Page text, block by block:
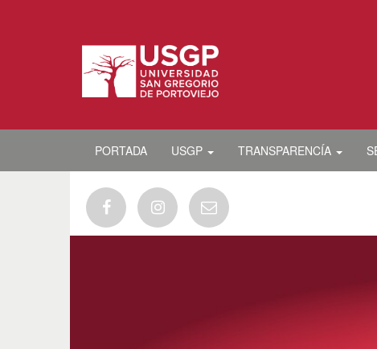
PORTADA USGP TRANSPARENCÍA